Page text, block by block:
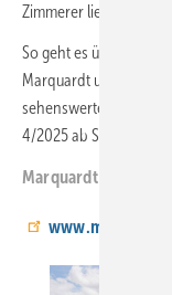
Zimmerer liebt Holz, ich
So geht es übrigens
Marquardt und ein
sehenswerte Skulptur
4/2025 ab Seite 16.
Marquardt GmbH,